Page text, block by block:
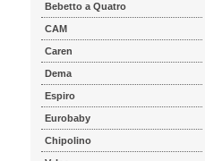
Bebetto a Quatro
CAM
Caren
Dema
Espiro
Eurobaby
Chipolino